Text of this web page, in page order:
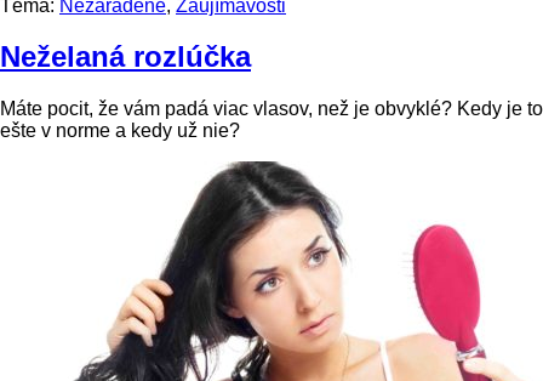
Téma: Nezaradené, Zaujímavosti
Neželaná rozlúčka
Máte pocit, že vám padá viac vlasov, než je obvyklé? Kedy je to
ešte v norme a kedy už nie?